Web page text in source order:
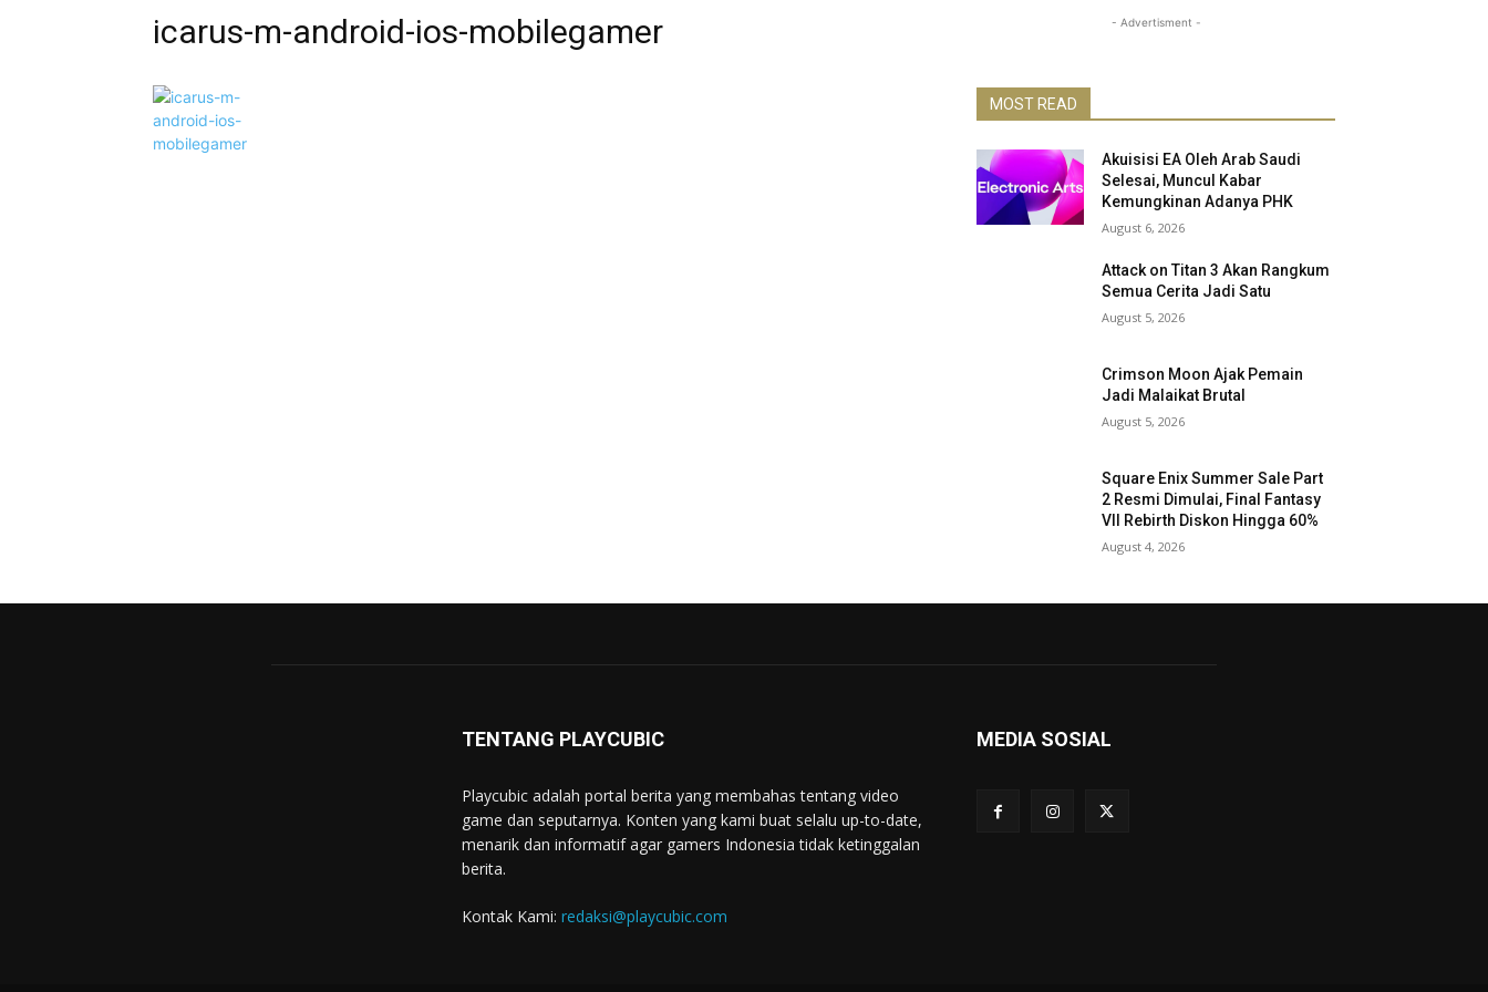
icarus-m-android-ios-mobilegamer - Advertisment -
MOST READ
Akuisisi EA Oleh Arab Saudi
Selesai, Muncul Kabar
Kemungkinan Adanya PHK
August 6, 2026
Attack on Titan 3 Akan Rangkum
Semua Cerita Jadi Satu
August 5, 2026
Crimson Moon Ajak Pemain
Jadi Malaikat Brutal
August 5, 2026
Square Enix Summer Sale Part
2 Resmi Dimulai, Final Fantasy
VII Rebirth Diskon Hingga 60%
August 4, 2026
TENTANG PLAYCUBIC
Playcubic adalah portal berita yang membahas tentang video
game dan seputarnya. Konten yang kami buat selalu up-to-date,
menarik dan informatif agar gamers Indonesia tidak ketinggalan
berita.
Kontak Kami: redaksi@playcubic.com
MEDIA SOSIAL